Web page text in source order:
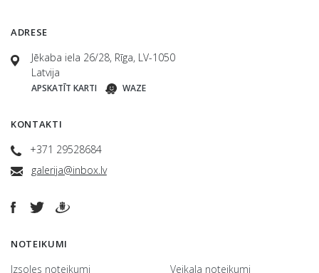
ADRESE
Jēkaba iela 26/28, Rīga, LV-1050
Latvija
APSKATĪT KARTI WAZE
KONTAKTI
+371 29528684
galerija@inbox.lv
NOTEIKUMI
Izsoles noteikumi Veikala noteikumi